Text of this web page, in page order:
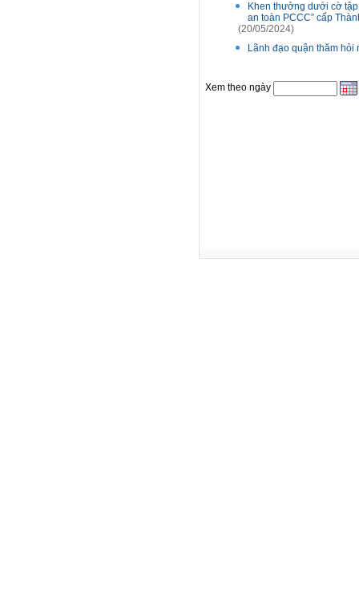
Khen thưởng dưới cờ
an toàn PCCC” cấp
(20/05/2024)
Lãnh đạo quận thăm hỏi
Xem theo ngày